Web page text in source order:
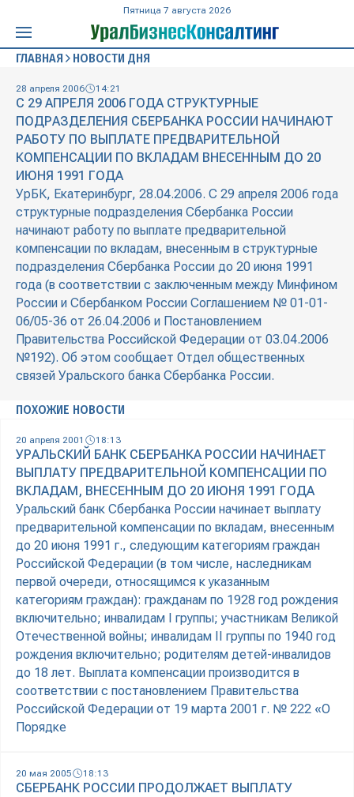
Пятница 7 августа 2026
ГЛАВНАЯ НОВОСТИ ДНЯ
28 апреля 2006 14:21
С 29 АПРЕЛЯ 2006 ГОДА СТРУКТУРНЫЕ
ПОДРАЗДЕЛЕНИЯ СБЕРБАНКА РОССИИ НАЧИНАЮТ
РАБОТУ ПО ВЫПЛАТЕ ПРЕДВАРИТЕЛЬНОЙ
КОМПЕНСАЦИИ ПО ВКЛАДАМ ВНЕСЕННЫМ ДО 20
ИЮНЯ 1991 ГОДА
УрБК, Екатеринбург, 28.04.2006. С 29 апреля 2006 года
структурные подразделения Сбербанка России
начинают работу по выплате предварительной
компенсации по вкладам, внесенным в структурные
подразделения Сбербанка России до 20 июня 1991
года (в соответствии с заключенным между Минфином
России и Сбербанком России Соглашением № 01-01-
06/05-36 от 26.04.2006 и Постановлением
Правительства Российской Федерации от 03.04.2006
№192). Об этом сообщает Отдел общественных
связей Уральского банка Сбербанка России.
ПОХОЖИЕ НОВОСТИ
20 апреля 2001 18:13
УРАЛЬСКИЙ БАНК СБЕРБАНКА РОССИИ НАЧИНАЕТ
ВЫПЛАТУ ПРЕДВАРИТЕЛЬНОЙ КОМПЕНСАЦИИ ПО
ВКЛАДАМ, ВНЕСЕННЫМ ДО 20 ИЮНЯ 1991 ГОДА
Уральский банк Сбербанка России начинает выплату
предварительной компенсации по вкладам, внесенным
до 20 июня 1991 г., следующим категориям граждан
Российской Федерации (в том числе, наследникам
первой очереди, относящимся к указанным
категориям граждан): гражданам по 1928 год рождения
включительно; инвалидам I группы; участникам Великой
Отечественной войны; инвалидам II группы по 1940 год
рождения включительно; родителям детей-инвалидов
до 18 лет. Выплата компенсации производится в
соответствии с постановлением Правительства
Российской Федерации от 19 марта 2001 г. № 222 «О
Порядке
20 мая 2005 18:13
СБЕРБАНК РОССИИ ПРОДОЛЖАЕТ ВЫПЛАТУ